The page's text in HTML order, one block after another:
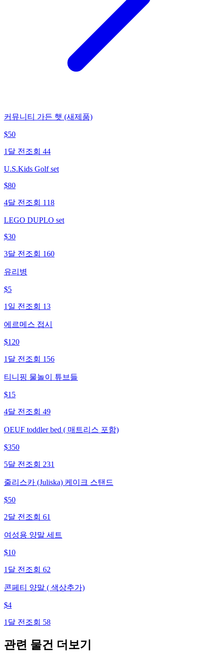
커뮤니티 가든 햇 (새제품)
$50
1달 전 조회 44
U.S.Kids Golf set
$80
4달 전 조회 118
LEGO DUPLO set
$30
3달 전 조회 160
유리병
$5
1일 전 조회 13
에르메스 접시
$120
1달 전 조회 156
티니핑 물놀이 튜브들
$15
4달 전 조회 49
OEUF toddler bed ( 매트리스 포함)
$350
5달 전 조회 231
줄리스카 (Juliska) 케이크 스탠드
$50
2달 전 조회 61
여성용 양말 세트
$10
1달 전 조회 62
콘페티 양말 ( 색상추가)
$4
1달 전 조회 58
관련 물건 더보기